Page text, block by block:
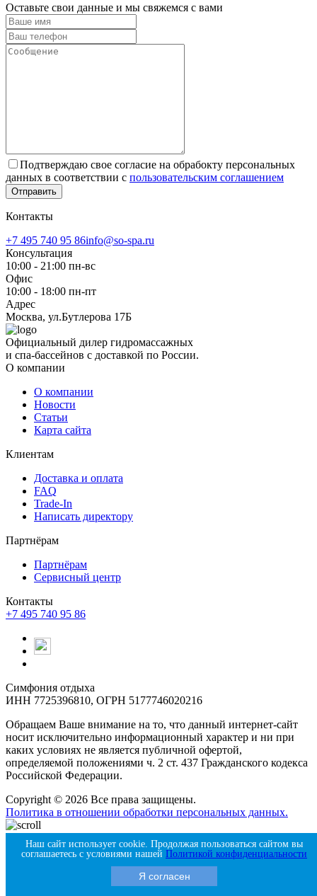
Оставьте свои данные и мы свяжемся с вами
Подтверждаю свое согласие на обрабокту персональных
данных в соответствии с пользовательским соглашением
Отправить
Контакты
+7 495 740 95 86info@so-spa.ru
Консультация
10:00 - 21:00 пн-вс
Офис
10:00 - 18:00 пн-пт
Адрес
Москва, ул.Бутлерова 17Б
Официальный дилер гидромассажных
и спа-бассейнов с доставкой по России.
О компании
О компании
Новости
Статьи
Карта сайта
Клиентам
Доставка и оплата
FAQ
Trade-In
Написать директору
Партнёрам
Партнёрам
Сервисный центр
Контакты
+7 495 740 95 86
Симфония отдыха
ИНН 7725396810, ОГРН 5177746020216
Обращаем Ваше внимание на то, что данный интернет-сайт
носит исключительно информационный характер и ни при
каких условиях не является публичной офертой,
определяемой положениями ч. 2 ст. 437 Гражданского кодекса
Российской Федерации.
Copyright © 2026 Все права защищены.
Политика в отношении обработки персональных данных.
Наш сайт использует cookie. Продолжая пользоваться сайтом вы
соглашаетесь с условиями нашей Политикой конфиденциальности
Я согласен